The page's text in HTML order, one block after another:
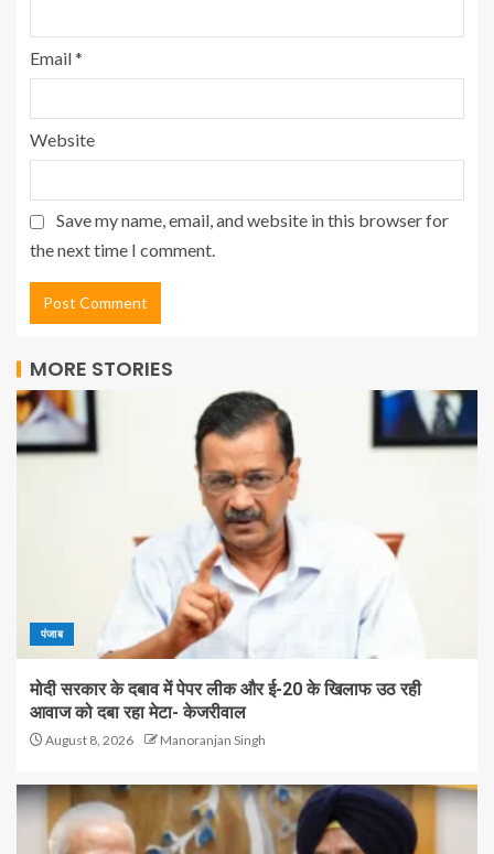
Email*
Website
Save my name, email, and website in this browser for
the next time I comment.
MORE STORIES
पंजाब
मोदी सरकार के दबाव में पेपर लीक और ई-20 के खिलाफ उठ रही
आवाज को दबा रहा मेटा- केजरीवाल
August 8, 2026 Manoranjan Singh